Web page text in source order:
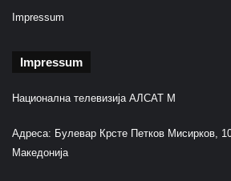
Impressum
Impressum
Национална телевизија АЛСАТ М
Адреса: Булевар Крсте Петков Мисирков,
Македонија